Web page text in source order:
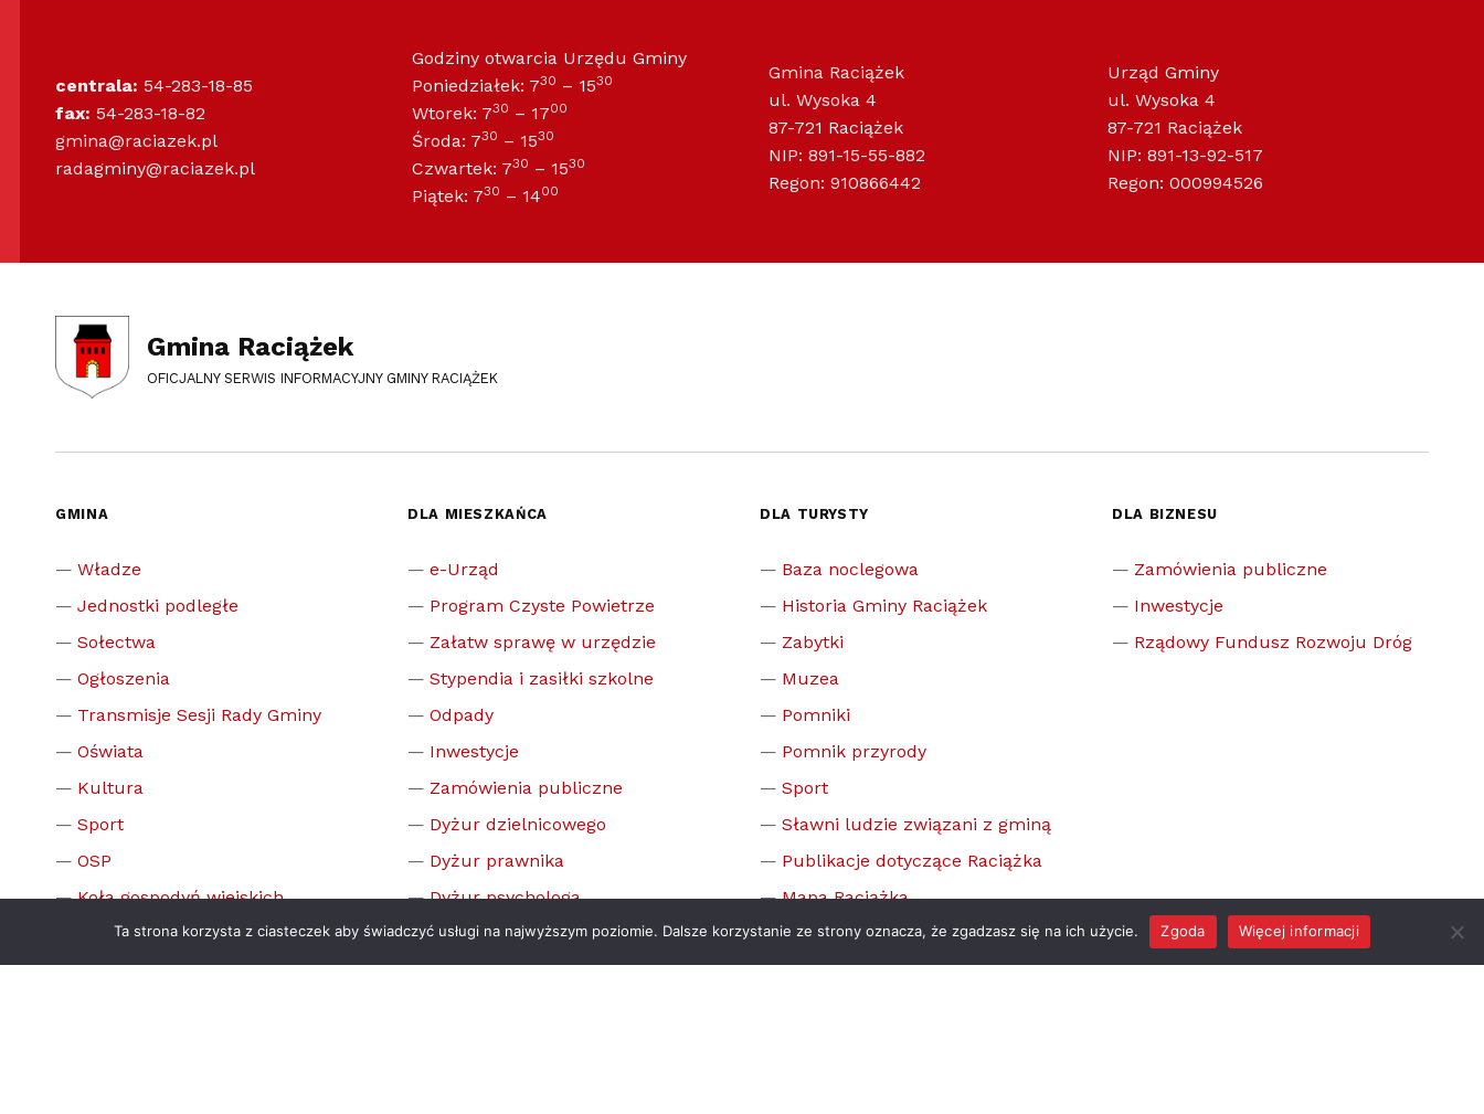
centrala: 54-283-18-85
fax: 54-283-18-82
gmina@raciazek.pl
radagminy@raciazek.pl
Godziny otwarcia Urzędu Gminy
Poniedziałek: 730 – 1530
Wtorek: 730 – 1700
Środa: 730 – 1530
Czwartek: 730 – 1530
Piątek: 730 – 1400
Gmina Raciążek
ul. Wysoka 4
87-721 Raciążek
NIP: 891-15-55-882
Regon: 910866442
Urząd Gminy
ul. Wysoka 4
87-721 Raciążek
NIP: 891-13-92-517
Regon: 000994526
Gmina Raciążek
OFICJALNY SERWIS INFORMACYJNY GMINY RACIĄŻEK
GMINA
Władze
Jednostki podległe
Sołectwa
Ogłoszenia
Transmisje Sesji Rady Gminy
Oświata
Kultura
Sport
OSP
Koła gospodyń wiejskich
Honorowi mieszkańcy gminy
System powiadomienia
DLA MIESZKAŃCA
e-Urząd
Program Czyste Powietrze
Załatw sprawę w urzędzie
Stypendia i zasiłki szkolne
Odpady
Inwestycje
Zamówienia publiczne
Dyżur dzielnicowego
Dyżur prawnika
Dyżur psychologa
Gminna komisja rozwiązywania
problemów alkoholowych
DLA TURYSTY
Baza noclegowa
Historia Gminy Raciążek
Zabytki
Muzea
Pomniki
Pomnik przyrody
Sport
Sławni ludzie związani z gminą
Publikacje dotyczące Raciążka
Mapa Raciążka
DLA BIZNESU
Zamówienia publiczne
Inwestycje
Rządowy Fundusz Rozwoju Dróg
Ta strona korzysta z ciasteczek aby świadczyć usługi na najwyższym poziomie. Dalsze korzystanie ze strony oznacza, że zgadzasz się na ich użycie. Zgoda Więcej informacji